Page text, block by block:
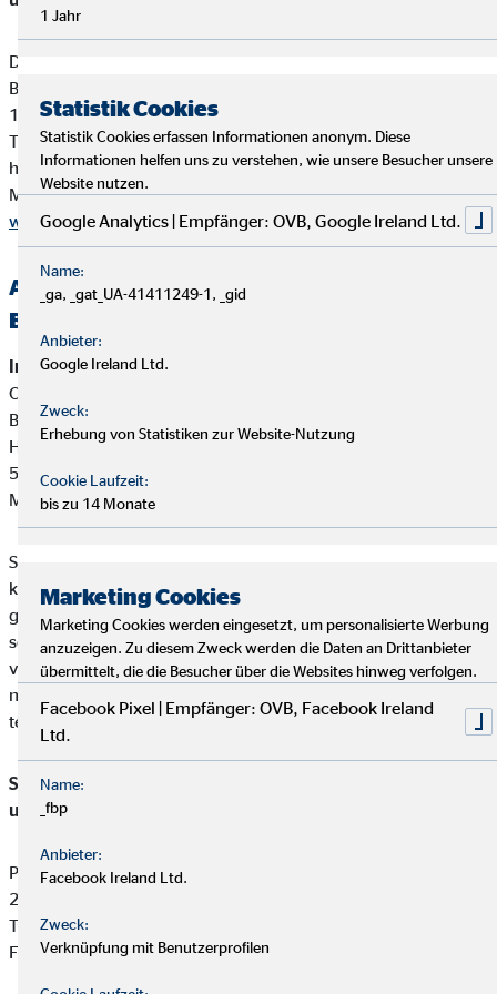
Deutsche Industrie- und Handelskammer (DIHK)
Breite Straße 29
10178 Berlin
Tel. 0180 / 6005850 (20 Cent/Anruf aus dem dt. Festnetz,
höchstens 60 Cent/Anruf aus Mobilfunknetzen)
Mailinfo@dihk.de
www.dihk.de,www.vermittlerregister.info
Alternative Streitbeilegung —
Beschwerde-/Schlichtungsstellen
Interne Beschwerdestelle:
OVB Vermögensberatung AG
Bereich Außendienstbetreuung
Heumarkt 1
50667 Köln
Mail:beschwerden@ovb.de
Sofern im Falle einer Kundenbeschwerde ausnahmsweise
keine einvernehmliche Lösung mit unserem Unternehmen
gefunden werden kann, ist unser Unternehmen bereit und
sofern die Kundenbeschwerde Versicherungsprodukte betrifft,
verpflichtet, an einem Streitbeilegungsverfahren vor der
nachstehenden anerkannten Verbraucherschlichtungsstelle
teilzunehmen:
Schlichtungsstelle für gewerbliche Versicherungs-, Anlage-
und Kreditvermittlung
Postfach 101424
20009 Hamburg
Tel: +49 (0) 40 -696 508 - 90
Fax: +49 (0) 40 - 696 508 -91
1 Jahr
Statistik Cookies
Statistik Cookies erfassen Informationen anonym. Diese
Informationen helfen uns zu verstehen, wie unsere Besucher unsere
Website nutzen.
Google Analytics | Empfänger: OVB, Google Ireland Ltd.
Name:
_ga, _gat_UA-41411249-1, _gid
Anbieter:
Google Ireland Ltd.
Zweck:
Erhebung von Statistiken zur Website-Nutzung
Cookie Laufzeit:
bis zu 14 Monate
Marketing Cookies
Marketing Cookies werden eingesetzt, um personalisierte Werbung
anzuzeigen. Zu diesem Zweck werden die Daten an Drittanbieter
übermittelt, die die Besucher über die Websites hinweg verfolgen.
Facebook Pixel | Empfänger: OVB, Facebook Ireland
Ltd.
Name:
_fbp
Anbieter:
Facebook Ireland Ltd.
Zweck:
Verknüpfung mit Benutzerprofilen